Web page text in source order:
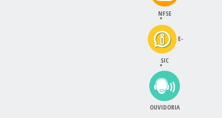
NFSE
E-
SIC
OUVIDORIA